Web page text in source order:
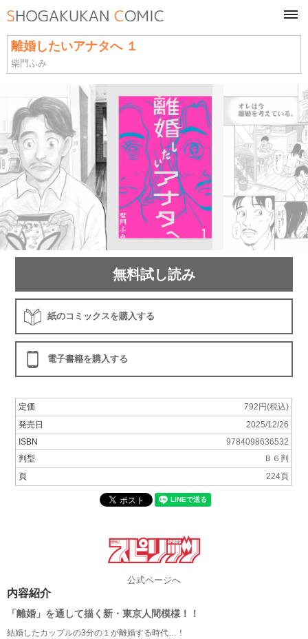
離婚したいアナタへ １
柴門ふみ
無料試し読み
紙のコミックスを購入する
電子書籍を購入する
定価
792円(税込)
発売日
2025/12/26
ISBN
9784098636532
判型
Ｂ６判
頁
224頁
公式ページへ
内容紹介
「離婚」を通して描く新・東京人間模様！！
結婚したカップルの3分の１が離婚する時代…！